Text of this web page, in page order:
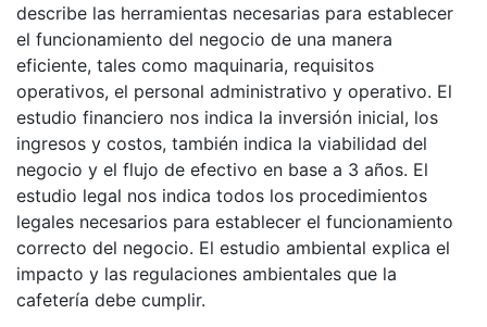
describe las herramientas necesarias para establecer
el funcionamiento del negocio de una manera
eficiente, tales como maquinaria, requisitos
operativos, el personal administrativo y operativo. El
estudio financiero nos indica la inversión inicial, los
ingresos y costos, también indica la viabilidad del
negocio y el flujo de efectivo en base a 3 años. El
estudio legal nos indica todos los procedimientos
legales necesarios para establecer el funcionamiento
correcto del negocio. El estudio ambiental explica el
impacto y las regulaciones ambientales que la
cafetería debe cumplir.